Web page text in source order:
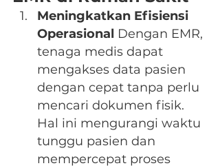
Meningkatkan Efisiensi
Operasional Dengan EMR,
tenaga medis dapat
mengakses data pasien
dengan cepat tanpa perlu
mencari dokumen fisik.
Hal ini mengurangi waktu
tunggu pasien dan
mempercepat proses